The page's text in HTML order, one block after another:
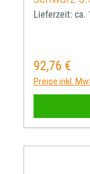
Lieferzeit: ca.
Regulärer
92,76 €
Preise inkl.